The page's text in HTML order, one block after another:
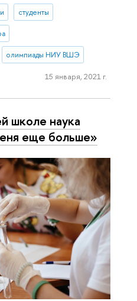
студенты
олимпиады НИУ ВШЭ
15 января, 2021 г.
школе наука
еще больше»